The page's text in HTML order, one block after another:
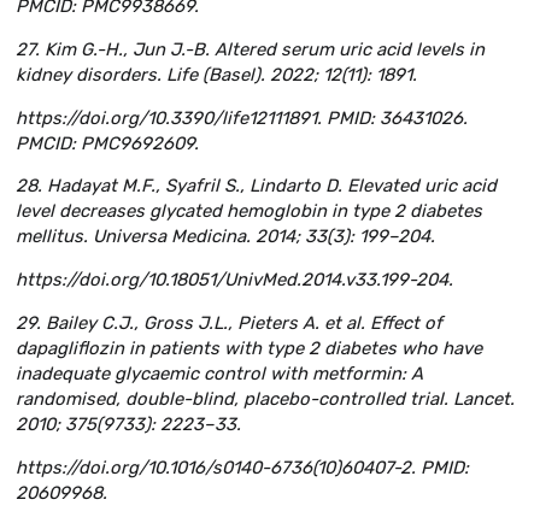
PMCID: PMC9938669.
27. Kim G.-H., Jun J.-B. Altered serum uric acid levels in
kidney disorders. Life (Basel). 2022; 12(11): 1891.
https://doi.org/10.3390/life12111891. PMID: 36431026.
PMCID: PMC9692609.
28. Hadayat M.F., Syafril S., Lindarto D. Elevated uric acid
level decreases glycated hemoglobin in type 2 diabetes
mellitus. Universa Medicina. 2014; 33(3): 199–204.
https://doi.org/10.18051/UnivMed.2014.v33.199-204.
29. Bailey C.J., Gross J.L., Pieters A. et al. Effect of
dapagliflozin in patients with type 2 diabetes who have
inadequate glycaemic control with metformin: A
randomised, double-blind, placebo-controlled trial. Lancet.
2010; 375(9733): 2223–33.
https://doi.org/10.1016/s0140-6736(10)60407-2. PMID:
20609968.